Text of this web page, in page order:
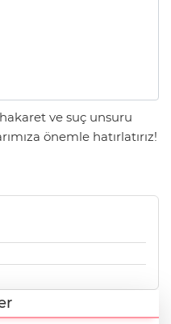
ve suç unsuru
önemle hatırlatırız!